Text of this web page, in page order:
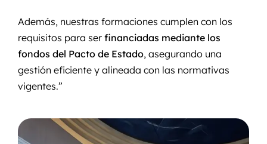
Además, nuestras formaciones cumplen con los
requisitos para ser financiadas mediante los
fondos del Pacto de Estado, asegurando una
gestión eficiente y alineada con las normativas
vigentes.”